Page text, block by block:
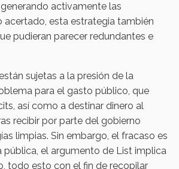
activamente las
acertado, esta estrategia también
pudieran parecer redundantes e
sujetas a la presión de la
para el gasto público, que
así como a destinar dinero al
recibir por parte del gobierno
limpias. Sin embargo, el fracaso es
el argumento de List implica
todo esto con el fin de recopilar